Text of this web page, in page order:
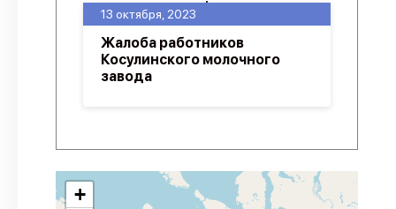
13 октября, 2023
Жалоба работников
Косулинского молочного
завода
+